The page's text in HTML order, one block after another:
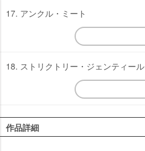
17. アンクル・ミート
18. ストリクトリー・ジェンティール
作品詳細